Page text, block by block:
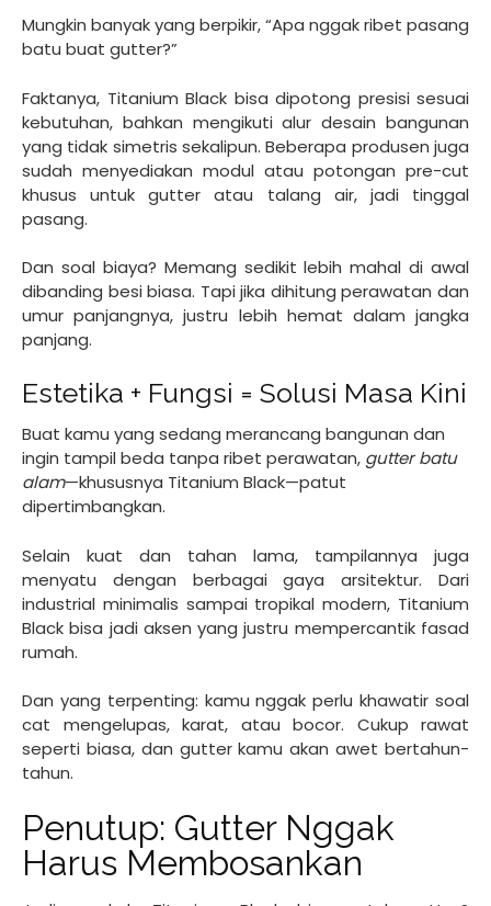
Mungkin banyak yang berpikir, “Apa nggak ribet pasang
batu buat gutter?”
Faktanya, Titanium Black bisa dipotong presisi sesuai
kebutuhan, bahkan mengikuti alur desain bangunan
yang tidak simetris sekalipun. Beberapa produsen juga
sudah menyediakan modul atau potongan pre-cut
khusus untuk gutter atau talang air, jadi tinggal
pasang.
Dan soal biaya? Memang sedikit lebih mahal di awal
dibanding besi biasa. Tapi jika dihitung perawatan dan
umur panjangnya, justru lebih hemat dalam jangka
panjang.
Estetika + Fungsi = Solusi Masa Kini
Buat kamu yang sedang merancang bangunan dan
ingin tampil beda tanpa ribet perawatan, gutter batu
alam—khususnya Titanium Black—patut
dipertimbangkan.
Selain kuat dan tahan lama, tampilannya juga
menyatu dengan berbagai gaya arsitektur. Dari
industrial minimalis sampai tropikal modern, Titanium
Black bisa jadi aksen yang justru mempercantik fasad
rumah.
Dan yang terpenting: kamu nggak perlu khawatir soal
cat mengelupas, karat, atau bocor. Cukup rawat
seperti biasa, dan gutter kamu akan awet bertahun-
tahun.
Penutup: Gutter Nggak
Harus Membosankan